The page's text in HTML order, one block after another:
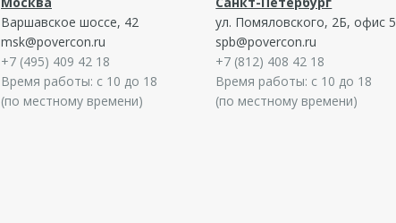
Варшавское шоссе, 42
msk@povercon.ru
+7 (495) 409 42 18
Время работы: с 10 до 18
(по местному времени)
ул. Помяловского, 2Б, офис 5
spb@povercon.ru
+7 (812) 408 42 18
Время работы: с 10 до 18
(по местному времени)